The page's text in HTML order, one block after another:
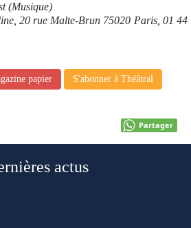
(Musique)
20 rue Malte-Brun 75020 Paris, 01 44
papier S'abonner à Théâtral
Partager
actus